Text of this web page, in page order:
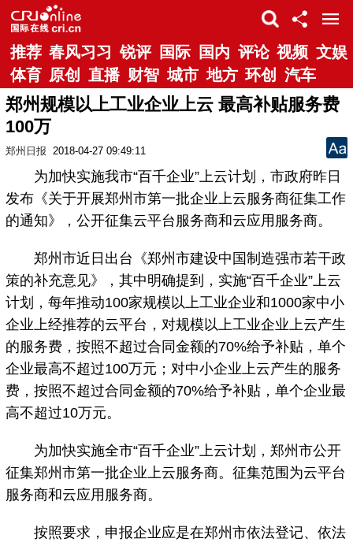
推荐 春风习习 锐评 国际 国内 评论 视频 文娱
体育 原创 直播 财智 城市 地方 环创 汽车
郑州规模以上工业企业上云 最高补贴服务费
100万
郑州日报 2018-04-27 09:49:11
为加快实施我市“百千企业”上云计划，市政府昨日
发布《关于开展郑州市第一批企业上云服务商征集工作
的通知》，公开征集云平台服务商和云应用服务商。
郑州市近日出台《郑州市建设中国制造强市若干政
策的补充意见》，其中明确提到，实施“百千企业”上云
计划，每年推动100家规模以上工业企业和1000家中小
企业上经推荐的云平台，对规模以上工业企业上云产生
的服务费，按照不超过合同金额的70%给予补贴，单个
企业最高不超过100万元；对中小企业上云产生的服务
费，按照不超过合同金额的70%给予补贴，单个企业最
高不超过10万元。
为加快实施全市“百千企业”上云计划，郑州市公开
征集郑州市第一批企业上云服务商。征集范围为云平台
服务商和云应用服务商。
按照要求，申报企业应是在郑州市依法登记、依法